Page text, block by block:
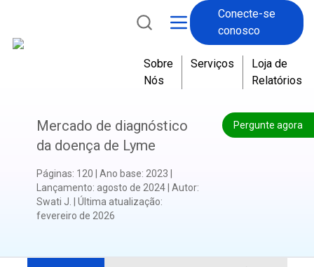
Conecte-se
conosco
Sobre
Nós
Serviços
Loja de
Relatórios
Pergunte agora
Mercado de diagnóstico
da doença de Lyme
Páginas: 120 Ano base: 2023
Lançamento: agosto de 2024| Autor:
Swati J.
Última atualização:
fevereiro de 2026